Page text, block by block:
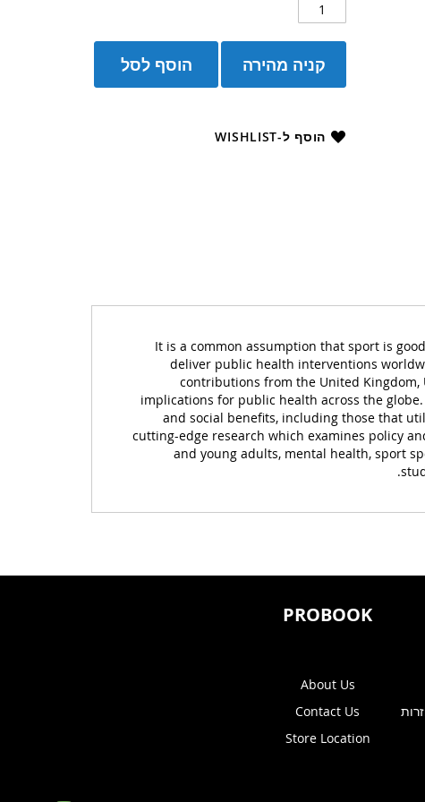
הוסף לסל קניה מהירה
הוסף ל-WISHLIST
It is a common assumption that sport is
deliver public health interventions
contributions from the United Kingdom,
implications for public health across the
and social benefits, including those that
cutting-edge research which examines policy
and young adults, mental health, sport
PROBOOK
About Us
Contact Us
Store Location